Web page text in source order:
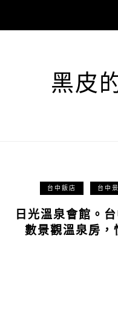
黑皮
台中飯店 台中
日光溫泉會館。
數景觀溫泉房